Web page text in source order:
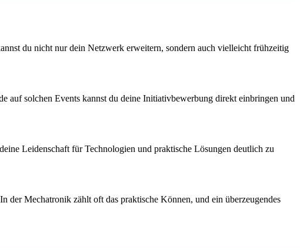
du nicht nur dein Netzwerk erweitern, sondern auch vielleicht frühzeitig
auf solchen Events kannst du deine Initiativbewerbung direkt einbringen und
Leidenschaft für Technologien und praktische Lösungen deutlich zu
der Mechatronik zählt oft das praktische Können, und ein überzeugendes